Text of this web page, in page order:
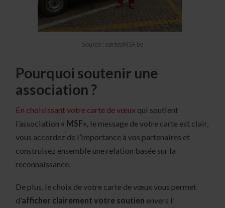
Source : cartesMSF.be
Pourquoi soutenir une
association ?
En choisissant votre carte de vœux qui soutient
l’association « MSF», le message de votre carte est clair,
vous accordez de l’importance à vos partenaires et
construisez ensemble une relation basée sur la
reconnaissance.
De plus, le choix de votre carte de vœux vous permet
d’afficher clairement votre soutien envers l’